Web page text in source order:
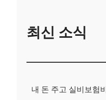
최신 소식
내 돈 주고 실비보험